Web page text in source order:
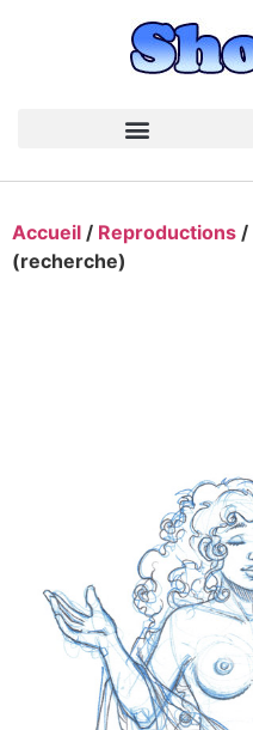
Accueil / Reproductions /
(recherche)